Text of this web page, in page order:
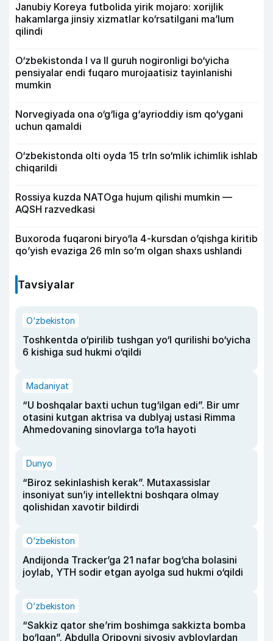
Janubiy Koreya futbolida yirik mojaro: xorijlik
hakamlarga jinsiy xizmatlar ko‘rsatilgani ma’lum
qilindi
O‘zbekistonda I va II guruh nogironligi bo‘yicha
pensiyalar endi fuqaro murojaatisiz tayinlanishi
mumkin
Norvegiyada ona o‘g‘liga g‘ayrioddiy ism qo‘ygani
uchun qamaldi
O‘zbekistonda olti oyda 15 trln so‘mlik ichimlik ishlab
chiqarildi
Rossiya kuzda NATOga hujum qilishi mumkin —
AQSH razvedkasi
Buxoroda fuqaroni biryo‘la 4-kursdan o’qishga kiritib
qo’yish evaziga 26 mln so’m olgan shaxs ushlandi
Tavsiyalar
O‘zbekiston
Toshkentda o‘pirilib tushgan yo‘l qurilishi bo‘yicha
6 kishiga sud hukmi o‘qildi
Madaniyat
“U boshqalar baxti uchun tug‘ilgan edi”. Bir umr
otasini kutgan aktrisa va dublyaj ustasi Rimma
Ahmedovaning sinovlarga to‘la hayoti
Dunyo
“Biroz sekinlashish kerak”. Mutaxassislar
insoniyat sun’iy intellektni boshqara olmay
qolishidan xavotir bildirdi
O‘zbekiston
Andijonda Tracker’ga 21 nafar bog‘cha bolasini
joylab, YTH sodir etgan ayolga sud hukmi o‘qildi
O‘zbekiston
“Sakkiz qator she’rim boshimga sakkizta bomba
bo‘lgan”. Abdulla Oripovni siyosiy ayblovlardan